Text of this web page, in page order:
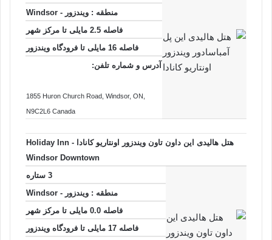
منطقه : ویندزور - Windsor
فاصله 2.5 مایلی تا
مرکز شهر
فاصله 16 مایلی تا فرودگاه ویندزور
آدرس و شماره تلفن:
1855 Huron Church Road , Windsor, ON
N9C2L6 Canada
هتل هالیدی این داون تاون ویندزور اونتاریو کانادا - Holiday Inn
Windsor Downtown
3 ستاره
منطقه : ویندزور - Windsor
فاصله 0.0 مایلی تا
مرکز شهر
فاصله 17 مایلی تا فرودگاه ویندزور